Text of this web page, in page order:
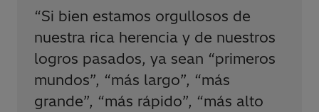
“Si bien estamos orgullosos de
nuestra rica herencia y de nuestros
logros pasados, ya sean “primeros
mundos”, “más largo”, “más
grande”, “más rápido”, “más alto